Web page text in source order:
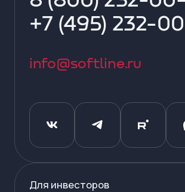
+7 (495) 232-
info@softline.ru
Для инвесторов